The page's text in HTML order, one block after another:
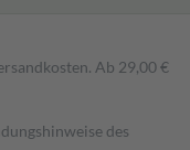
Ab 29,00 €
des